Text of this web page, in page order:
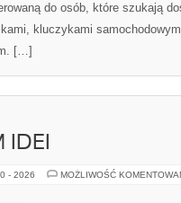
do osób, które szukają
kluczykami
[…]
IDEI
- 2026 MOŻLIWOŚĆ